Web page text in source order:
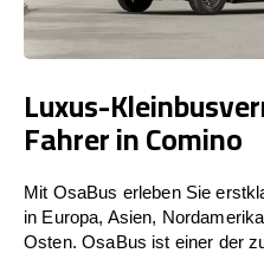
Luxus-
Fahrer in Comino
Mit OsaBus erleben Sie
in Europa, Asien,
Osten. OsaBus ist einer der